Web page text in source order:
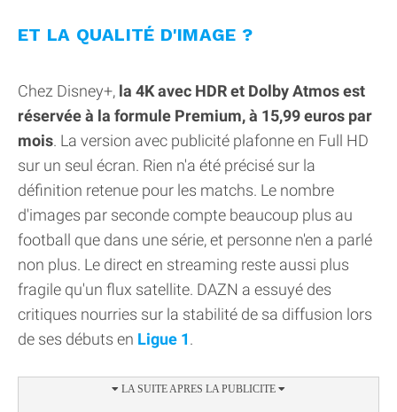
ET LA QUALITÉ D'IMAGE ?
Chez Disney+, la 4K avec HDR et Dolby Atmos est
réservée à la formule Premium, à 15,99 euros par
mois. La version avec publicité plafonne en Full HD
sur un seul écran. Rien n'a été précisé sur la
définition retenue pour les matchs. Le nombre
d'images par seconde compte beaucoup plus au
football que dans une série, et personne n'en a parlé
non plus. Le direct en streaming reste aussi plus
fragile qu'un flux satellite. DAZN a essuyé des
critiques nourries sur la stabilité de sa diffusion lors
de ses débuts en Ligue 1.